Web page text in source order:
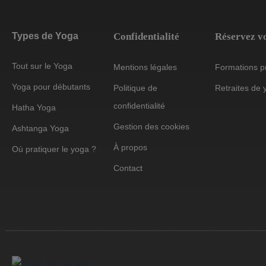
Types de Yoga
Tout sur le Yoga
Yoga pour débutants
Hatha Yoga
Ashtanga Yoga
Où pratiquer le yoga ?
Confidentialité
Mentions légales
Politique de
confidentialité
Gestion des cookies
À propos
Contact
Réservez
Formations
Retraites de